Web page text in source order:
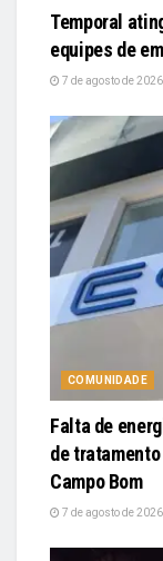
Temporal
equipes de
7 de agosto de 2026
COMUNIDADE
Falta de
de
Campo Bom
7 de agosto de 2026